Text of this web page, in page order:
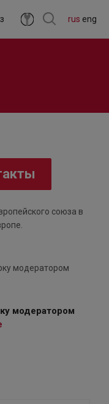
rus eng
союза в
модератором